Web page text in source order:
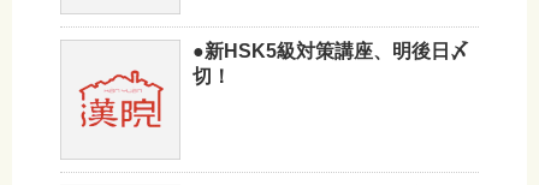
●新HSK5級対策講座、明後日〆
切！